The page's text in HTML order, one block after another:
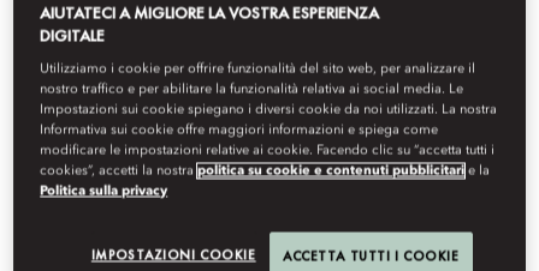
AIUTATECI A MIGLIORE LA VOSTRA ESPERIENZA
DIGITALE
Utilizziamo i cookie per offrire funzionalità del sito web, per analizzare il
nostro traffico e per abilitare la funzionalità relativa ai social media. Le
Impostazioni sui cookie spiegano i diversi cookie da noi utilizzati. La nostra
Informativa sui cookie offre maggiori informazioni e spiega come
modificare le impostazioni relative ai cookie. Facendo clic su “accetta tutti i
cookies”, accetti la nostrapolitica su cookie e contenuti pubblicitari e la
Politica sulla privacy
IMPOSTAZIONI COOKIE ACCETTA TUTTI I COOKIE